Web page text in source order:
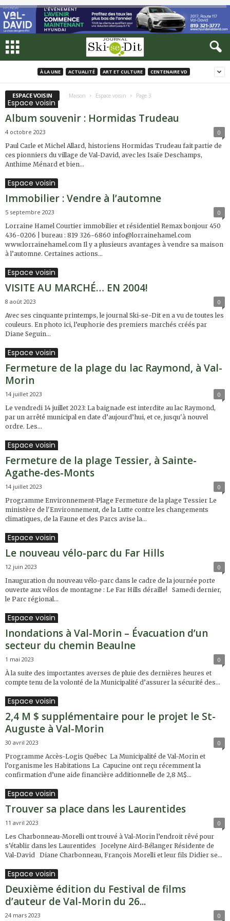
À LA UNE ACTUALITÉ ART ET CULTURE CENTENAIRE VD
ESPACE VOISIN Maison Espace voisin Page 3
Espace voisin
Album souvenir : Hormidas Trudeau
4 octobre 2023
0
Paul Carle et Michel Allard, historiens Hormidas Trudeau fait partie de
ces pionniers du village de Val-David, avec les Isaïe Deschamps,
Anthime Ménard et bien...
Espace voisin
Immobilier : Vendre à l’automne
5 septembre 2023
0
Lorraine Hamel Courtier immobilier et résidentiel Remax bonjour 450
436-0206 | bureau : 819 326-6860 info@lorrainehamel.com
www.lorrainehamel.com Il y a plusieurs avantages à vendre sa maison
à l’automne. Certaines actions...
Espace voisin
VISITE AU MARCHÉ… EN 2004!
8 août 2023
0
Avec ses cinquante printemps, le journal Ski-se-Dit en a vu de toutes les
couleurs. En photo ici, l’euphorie des premiers marchés créés par
Diane Seguin...
Espace voisin
Fermeture de la plage du lac Raymond, à Val-
Morin
14 juillet 2023
0
Le vendredi 14 juillet 2023: La baignade est interdite au lac Raymond,
par un arrêté municipal en date d’aujourd’hui, et ce, jusqu'à nouvel
ordre. Les...
Espace voisin
Fermeture de la plage Tessier, à Sainte-
Agathe-des-Monts
14 juillet 2023
0
Programme Environnement-Plage Fermeture de la plage Tessier Le
ministère de l'Environnement, de la Lutte contre les changements
climatiques, de la Faune et des Parcs avise la...
Espace voisin
Le nouveau vélo-parc du Far Hills
12 juin 2023
0
Inauguration du nouveau vélo-parc dans le cadre de la journée porte
ouverte aux vélos de montagne : Le Far Hills déraille! Samedi dernier,
le Parc régional...
Espace voisin
Inondations à Val-Morin – Évacuation d’un
secteur du chemin Beaulne
1 mai 2023
0
À la suite des importantes averses de pluie des dernières heures et
compte tenu de la volonté de la Municipalité d’assurer la sécurité des...
Espace voisin
2,4 M $ supplémentaire pour le projet le St-
Auguste à Val-Morin
30 avril 2023
0
Programme Accès-Logis Québec La Municipalité de Val-Morin et
l’organisme les Habitations La Capucine ont reçu récemment la
confirmation d’une aide financière additionnelle de 2,8 M$...
Espace voisin
Trouver sa place dans les Laurentides
11 avril 2023
0
Les Charbonneau-Morelli ont trouvé à Val-Morin l’endroit rêvé pour
s’établir dans les Laurentides Jocelyne Aird-Bélanger Résidente de
Val-David Diane Charbonneau, François Morelli et leur fils Didier se...
Espace voisin
Deuxième édition du Festival de films
d’auteur de Val-Morin du 26...
24 mars 2023 0